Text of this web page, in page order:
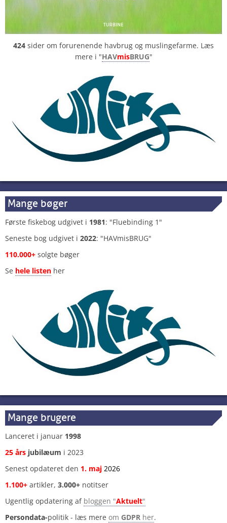
424 sider om forurenende havbrug og muslingefarme. Læs
mere i "HAVmisBRUG"
Mange bøger
Første fiskebog udgivet i 1981: "Fluebinding 1"
Seneste bog udgivet i 2022: "HAVmisBRUG"
110.000+ solgte bøger
Se hele listen her
Mange brugere
Lanceret i januar 1998
25 års jubilæum i 2023
Senest opdateret den 1. maj 2026
1.100+ artikler, 3.000+ notitser
Ugentlig opdatering af bloggen "Aktuelt"
Persondata-politik - læs mere om GDPR her.